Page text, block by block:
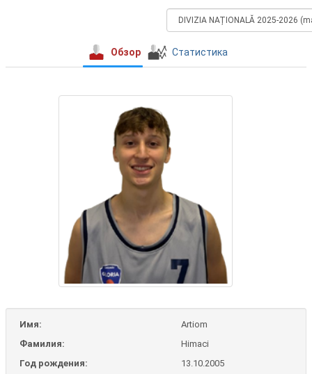
Обзор Статистика
Имя:
Artiom
Фамилия:
Himaci
Год рождения:
13.10.2005